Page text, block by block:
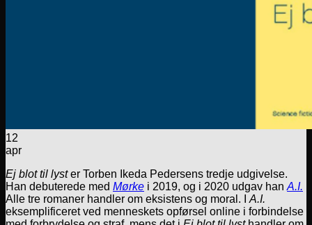
12
apr
Ej blot til lyster Torben Ikeda Pedersens tredje udgivelse.
Han debuterede med Mørke i 2019, og i 2020 udgav han A.I.
Alle tre romaner handler om eksistens og moral. I A.I.
eksemplificeret ved menneskets opførsel online i forbindelse